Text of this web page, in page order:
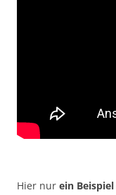
Hier nur ein Beispiel